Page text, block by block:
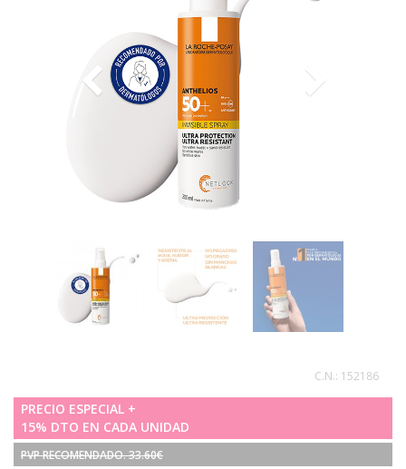
C.N.: 152186
PRECIO ESPECIAL +
15% DTO EN CADA UNIDAD
PVP RECOMENDADO. 33.60€